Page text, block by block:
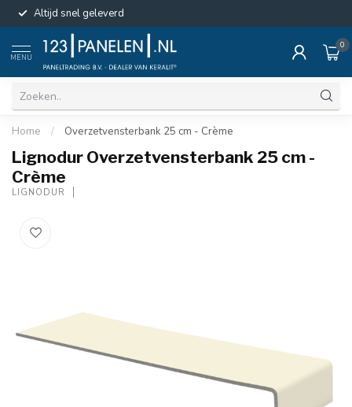
Altijd snel geleverd
MENU
0
Home / Overzetvensterbank 25 cm - Crème
Lignodur Overzetvensterbank 25 cm -
Crème
LIGNODUR